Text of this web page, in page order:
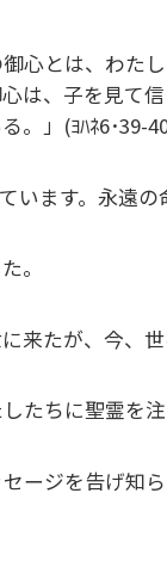
心とは、わた
は、子を見て
。」(ﾖﾊﾈ6･39-
います。永遠
。
来たが、今、
たちに聖霊を
ージを告げ知